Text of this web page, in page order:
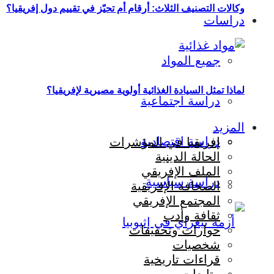
دراسات
جميع المواد
دراسة اجتماعية
دراسة اقتصادية
دراسة سياسية
وكالات التصنيف الثلاث: أرقام أم تحيّز في تقييم دول إفريقيا؟
لماذا تمثل السيادة الغذائية أولوية مصيرية لإفريقيا؟
المزيد
إفريقيا في المؤشرات
الحالة الدينية
الملف الإفريقي
الصحافة الإفريقية
المجتمع الإفريقي
ثقافة وأدب
حوارات وتحقيقات
شخصيات
قراءات تاريخية